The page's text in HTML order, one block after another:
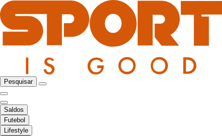
Pesquisar
Saldos
Futebol
Lifestyle